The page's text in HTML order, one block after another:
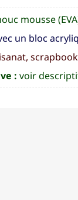
mousse
un bloc
: voir